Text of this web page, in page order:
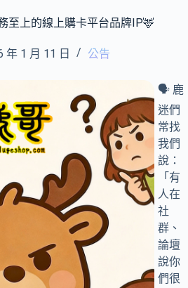
至上的線上購卡平台品牌IP🦌
年 1 月 11 日 公告
🗣️ 鹿
迷們
常找
我們
說：
「有
人在
社
群、
論壇
說你
們很